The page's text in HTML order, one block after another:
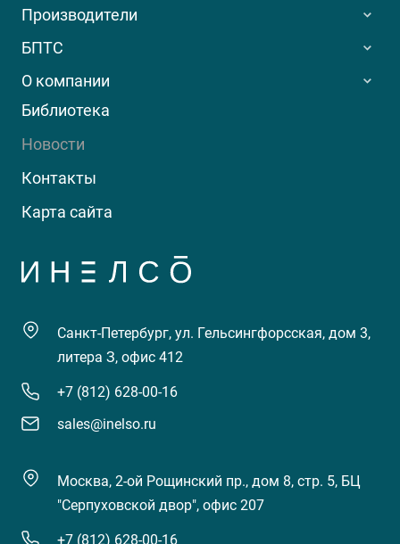
Производители
БПТС
О компании
Библиотека
Новости
Контакты
Карта сайта
Санкт-Петербург, ул. Гельсингфорсская, дом 3,
литера З, офис 412
+7 (812) 628-00-16
sales@inelso.ru
Москва, 2-ой Рощинский пр., дом 8, стр. 5, БЦ
"Серпуховской двор", офис 207
+7 (812) 628-00-16